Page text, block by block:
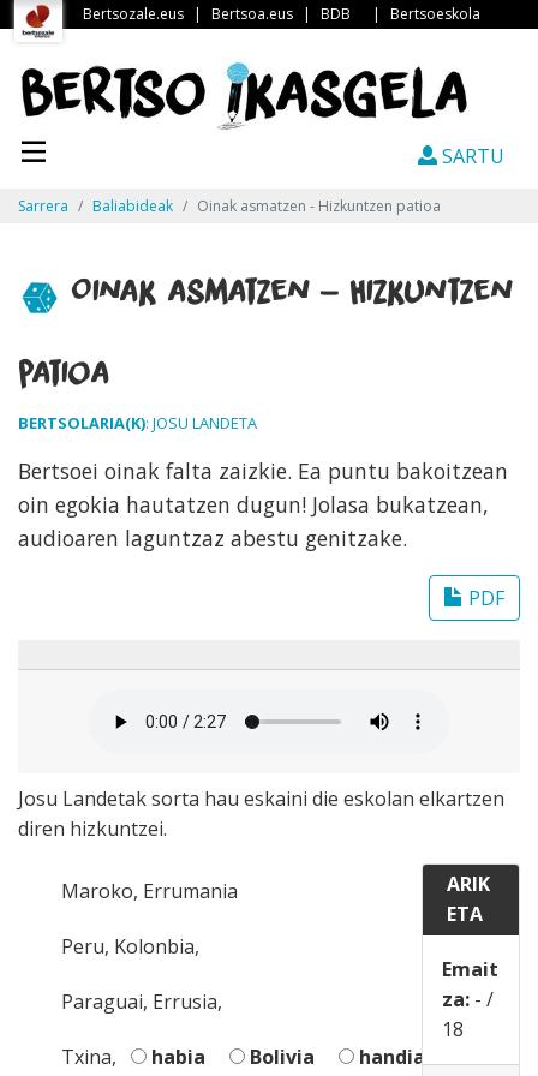
Bertsozale.eus | Bertsoa.eus | BDB | Bertsoeskola
SARTU
Sarrera Baliabideak Oinak asmatzen - Hizkuntzen patioa
Oinak asmatzen - Hizkuntzen
patioa
BERTSOLARIA(K): JOSU LANDETA
Bertsoei oinak falta zaizkie. Ea puntu bakoitzean
oin egokia hautatzen dugun! Jolasa bukatzean,
audioaren laguntzaz abestu genitzake.
PDF
Josu Landetak sorta hau eskaini die eskolan elkartzen
diren hizkuntzei.
Maroko, Errumania
Peru, Kolonbia,
Paraguai, Errusia,
Txina, habia Bolivia handia
ARIK
ETA
Emait
za: - /
18